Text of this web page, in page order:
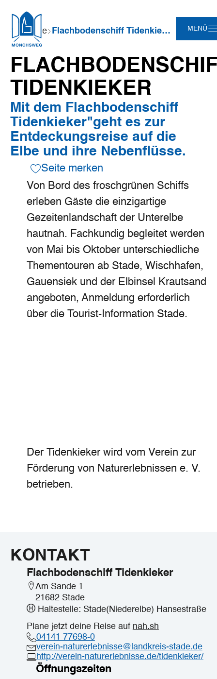
Hauptinhalt
Suche
Navigation
Footer
MENÜ
Sie
sind
hier:
Startseite Flachbodenschiff Tidenkieker
TIDENKIEKER
Mit dem Flachbodenschiff
Tidenkieker"geht es zur
Entdeckungsreise auf die
Elbe und ihre Nebenflüsse.
Seite merken
Von Bord des froschgrünen Schiffs
erleben Gäste die einzigartige
Gezeitenlandschaft der Unterelbe
hautnah. Fachkundig begleitet werden
von Mai bis Oktober unterschiedliche
Thementouren ab Stade, Wischhafen,
Gauensiek und der Elbinsel Krautsand
angeboten, Anmeldung erforderlich
über die Tourist-Information Stade.
Der Tidenkieker wird vom Verein zur
Förderung von Naturerlebnissen e. V.
betrieben.
KONTAKT
Flachbodenschiff Tidenkieker
Am Sande 1
21682 Stade
Haltestelle: Stade(Niederelbe) Hansestraße
Plane jetzt deine Reise auf nah.sh
04141 77698-0
verein-naturerlebnisse@landkreis-stade.de
http://verein-naturerlebnisse.de/tidenkieker/
Öffnungszeiten